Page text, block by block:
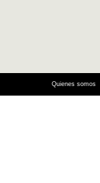
Quienes somos